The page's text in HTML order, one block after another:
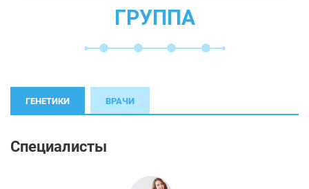
ГРУППА
ГЕНЕТИКИ ВРАЧИ
Специалисты